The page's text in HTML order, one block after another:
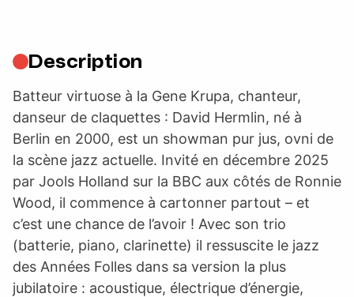
Description
Batteur virtuose à la Gene Krupa, chanteur,
danseur de claquettes : David Hermlin, né à
Berlin en 2000, est un showman pur jus, ovni de
la scène jazz actuelle. Invité en décembre 2025
par Jools Holland sur la BBC aux côtés de Ronnie
Wood, il commence à cartonner partout – et
c’est une chance de l’avoir ! Avec son trio
(batterie, piano, clarinette) il ressuscite le jazz
des Années Folles dans sa version la plus
jubilatoire : acoustique, électrique d’énergie,